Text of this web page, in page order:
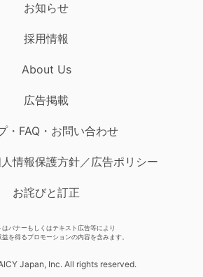
お知らせ
採用情報
About Us
広告掲載
・FAQ・お問い合わせ
情報保護方針／広告ポリシー
お詫びと訂正
はバナーもしくはテキスト広告等により
を得るプロモーションの内容を含みます。
Japan, Inc. All rights reserved.